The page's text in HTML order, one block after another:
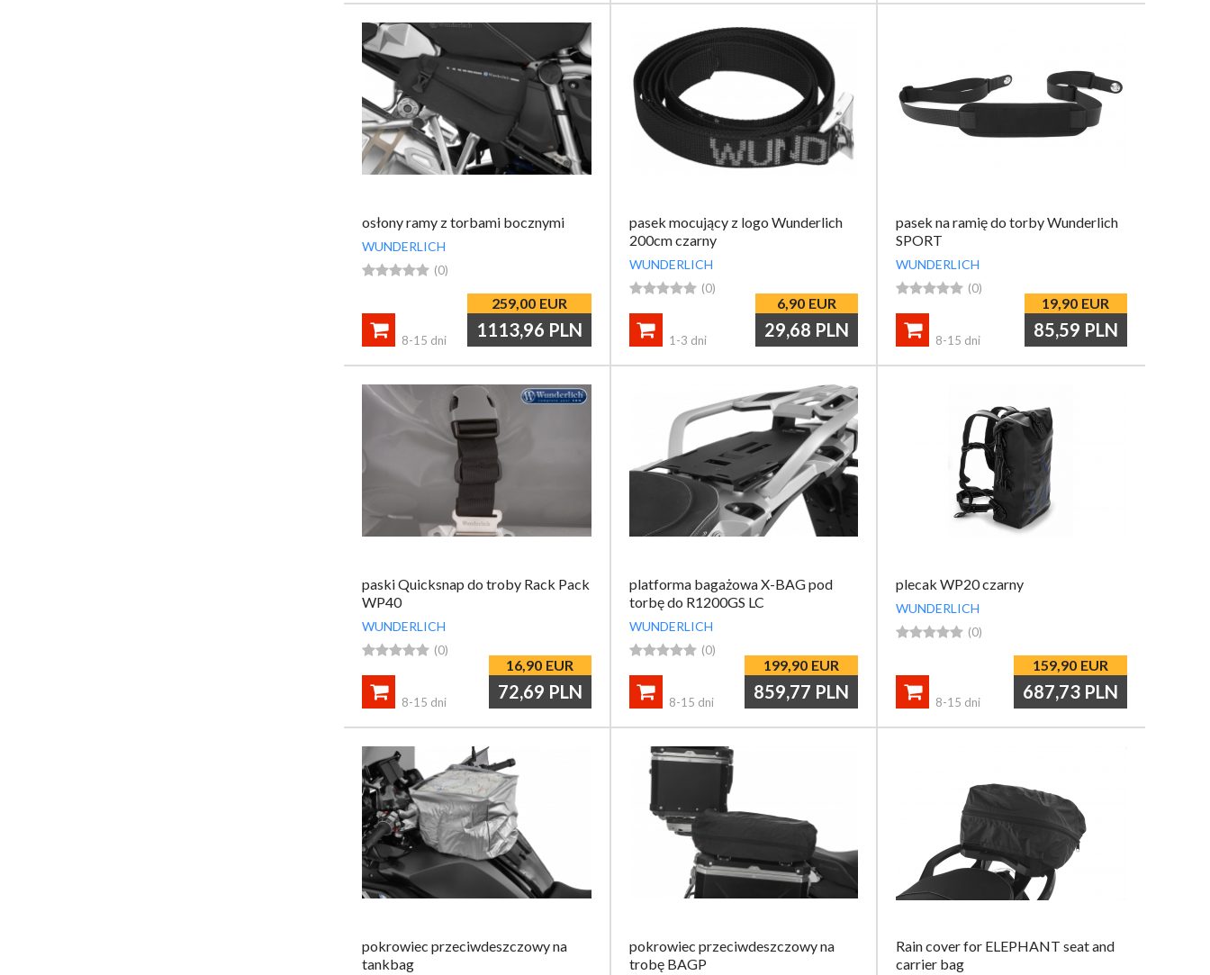
osłony ramy z torbami bocznymi
WUNDERLICH
 (0)
259,00 EUR
1113,96 PLN

8-15 dni
pasek mocujący z logo Wunderlich
200cm czarny
WUNDERLICH
 (0)
6,90 EUR
29,68 PLN

1-3 dni
pasek na ramię do torby Wunderlich
SPORT
WUNDERLICH
 (0)
19,90 EUR
85,59 PLN

8-15 dni
paski Quicksnap do troby Rack Pack
WP40
WUNDERLICH
 (0)
16,90 EUR
72,69 PLN

8-15 dni
platforma bagażowa X-BAG pod
torbę do R1200GS LC
WUNDERLICH
 (0)
199,90 EUR
859,77 PLN

8-15 dni
plecak WP20 czarny
WUNDERLICH
 (0)
159,90 EUR
687,73 PLN

8-15 dni
pokrowiec przeciwdeszczowy na
tankbag
pokrowiec przeciwdeszczowy na
trobę BAGP
Rain cover for ELEPHANT seat and
carrier bag